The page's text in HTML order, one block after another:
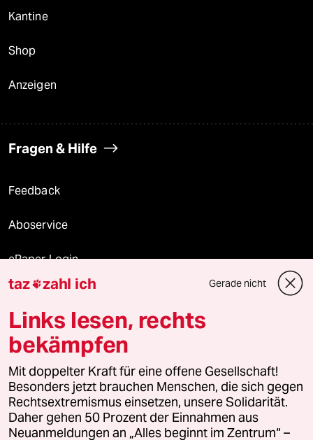
Kantine
Shop
Anzeigen
Fragen & Hilfe
Feedback
Aboservice
ePaper Login
Downloads für Abonnierende
© 2026 taz Verlags und Vertriebs GmbH
Alle Rechte vorbehalten. Bei rechtlichen Fragen oder für Genehmigungen
wenden Sie sich bitte an
lizenzen@taz.de
Feedback Redaktionsstatut Kommune-Richtlinien
taz zahl ich Gerade nicht
Links lesen, rechts
bekämpfen
Mit doppelter Kraft für eine offene Gesellschaft!
Besonders jetzt brauchen Menschen, die sich gegen
Rechtsextremismus einsetzen, unsere Solidarität.
Daher gehen 50 Prozent der Einnahmen aus
Neuanmeldungen an „Alles beginnt im Zentrum“ –